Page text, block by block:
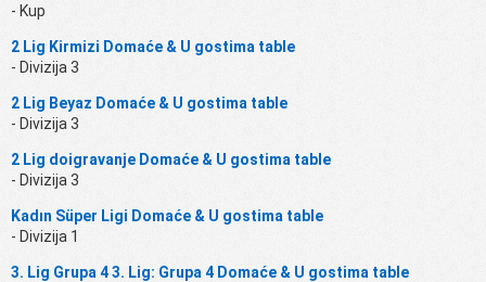
- Kup
2 Lig Kirmizi Domaće & U gostima table
- Divizija 3
2 Lig Beyaz Domaće & U gostima table
- Divizija 3
2 Lig doigravanje Domaće & U gostima table
- Divizija 3
Kadın Süper Ligi Domaće & U gostima table
- Divizija 1
3. Lig Grupa 4 3. Lig: Grupa 4 Domaće & U gostima table